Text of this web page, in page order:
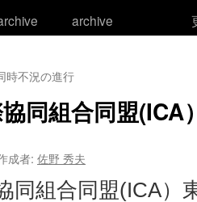
archive
時不況の進行
協同組合同盟
成者: 佐野 秀夫
同組合同盟(ICA）